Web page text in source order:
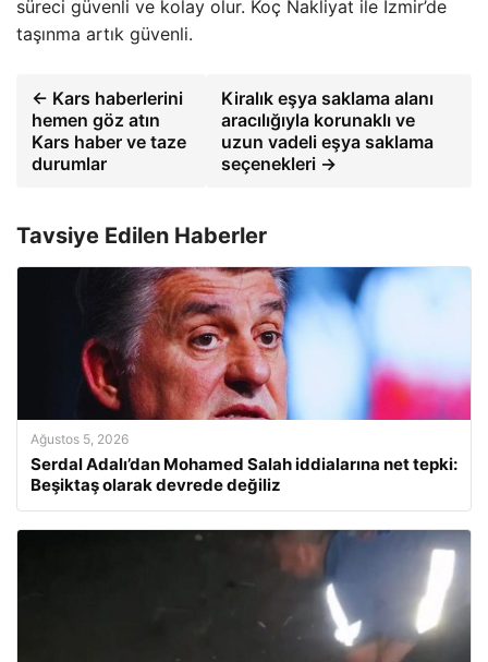
süreci güvenli ve kolay olur. Koç Nakliyat ile İzmir’de
taşınma artık güvenli.
← Kars haberlerini
hemen göz atın
Kars haber ve taze
durumlar
Kiralık eşya saklama alanı
aracılığıyla korunaklı ve
uzun vadeli eşya saklama
seçenekleri →
Tavsiye Edilen Haberler
Ağustos 5, 2026
Serdal Adalı’dan Mohamed Salah iddialarına net tepki:
Beşiktaş olarak devrede değiliz